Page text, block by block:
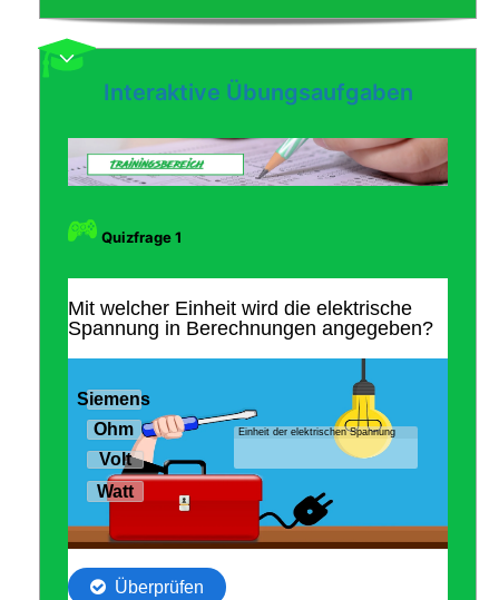
Interaktive Übungsaufgaben
Quizfrage 1